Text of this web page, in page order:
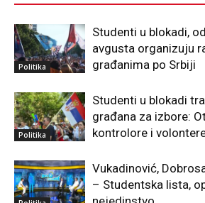
Politika
Studenti u blokadi,
avgusta organizuju
građanima po Srbiji
Politika
Studenti u blokadi
građana za izbore:
kontrolore i
Vukadinović,
– Studentska lista,